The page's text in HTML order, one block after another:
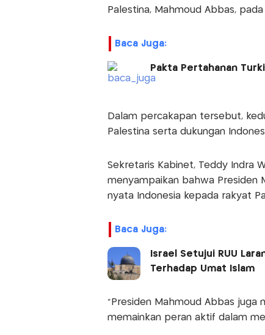
Palestina, Mahmoud Abbas,
Baca Juga:
Pakta Pertahanan
Dalam percakapan tersebut,
Palestina serta dukungan
Sekretaris Kabinet, Teddy Indra
menyampaikan bahwa Presiden
nyata Indonesia kepada rakyat
Baca Juga:
Israel Setujui RUU
Terhadap Umat Islam
"Presiden Mahmoud Abbas juga
memainkan peran aktif dalam